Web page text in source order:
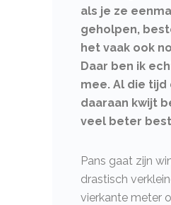
als je ze
geholpen,
het vaak ook
Daar ben ik
mee. Al die tijd
daaraan kwijt
veel beter
Pans gaat zijn
drastisch
vierkante meter